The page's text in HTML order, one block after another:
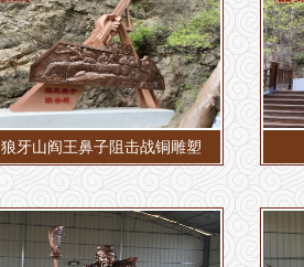
狼牙山阎王鼻子阻击战铜雕塑